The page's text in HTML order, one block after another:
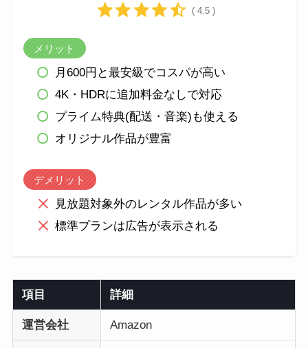
( 4.5 )
メリット
月600円と最安級でコスパが高い
4K・HDRに追加料金なしで対応
プライム特典(配送・音楽)も使える
オリジナル作品が豊富
デメリット
見放題対象外のレンタル作品が多い
標準プランは広告が表示される
項目 詳細
運営会社 Amazon